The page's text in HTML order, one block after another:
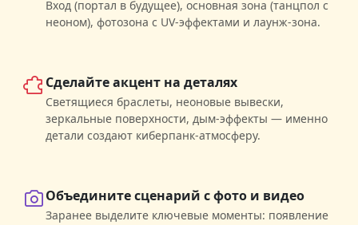
Вход (портал в будущее), основная зона (танцпол с
неоном), фотозона с UV-эффектами и лаунж-зона.
Сделайте акцент на деталях
Светящиеся браслеты, неоновые вывески,
зеркальные поверхности, дым-эффекты — именно
детали создают киберпанк-атмосферу.
Объедините сценарий с фото и видео
Заранее выделите ключевые моменты: появление